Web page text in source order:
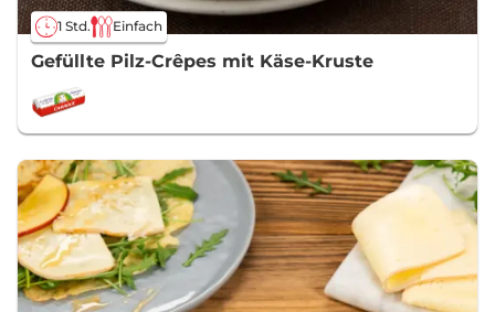
1 Std. Einfach
Gefüllte Pilz-Crêpes mit Käse-Kruste